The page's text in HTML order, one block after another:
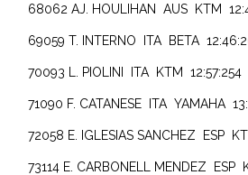
68062 AJ. HOULIHAN AUS KTM
69059 T. INTERNO ITA BETA
70093 L. PIOLINI ITA KTM 12:57:254
71090 F. CATANESE ITA YAMAHA
72058 E. IGLESIAS SANCHEZ ESP
73114 E. CARBONELL MENDEZ ESP